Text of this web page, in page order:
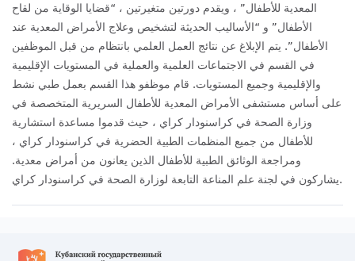
المعدية للأطفال” ، ويقدم دورتين متغيرتين ، “قضايا الوقاية من لقاح
الأطفال” و “الأساليب الحديثة لتشخيص وعلاج الأمراض المعدية عند
الأطفال”. يتم الإبلاغ عن نتائج العمل العلمي بانتظام من قبل الموظفين
في القسم في الاجتماعات العلمية والعملية في المستويات الإقليمية
والإقليمية وجميع المستويات. قام موظفو هذا القسم بعمل طبي نشط
على أساس مستشفى الأمراض المعدية للأطفال السريرية المتخصصة في
وزارة الصحة في كراسنودار كراي ، حيث قدموا مساعدة استشارية
للأطفال من جميع المنظمات الطبية الحضرية في كراسنودار كراي ،
ومراجعة الوثائق الطبية للأطفال الذين يعانون من أمراض معدية.
يشاركون في لجنة علم المناعة التابعة لوزارة الصحة في كراسنودار كراي.